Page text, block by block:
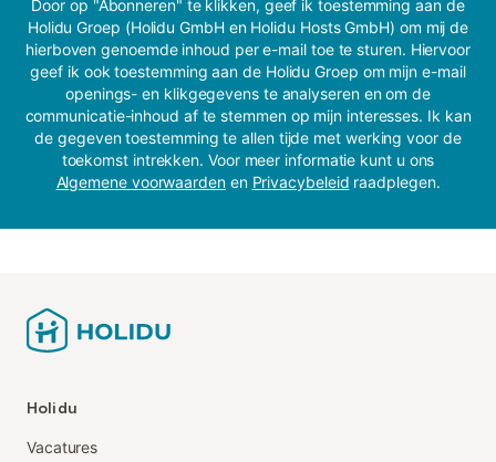
Door op "Abonneren" te klikken, geef ik toestemming aan de
Holidu Groep (Holidu GmbH en Holidu Hosts GmbH) om mij de
hierboven genoemde inhoud per e-mail toe te sturen. Hiervoor
geef ik ook toestemming aan de Holidu Groep om mijn e-mail
openings- en klikgegevens te analyseren en om de
communicatie-inhoud af te stemmen op mijn interesses. Ik kan
de gegeven toestemming te allen tijde met werking voor de
toekomst intrekken. Voor meer informatie kunt u ons
Algemene voorwaardenen Privacybeleid raadplegen.
Holidu
Vacatures